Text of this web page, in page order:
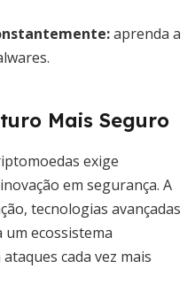
:aprenda a
Mais Seguro
exige
em segurança. A
tecnologias avançadas
um ecossistema
cada vez mais